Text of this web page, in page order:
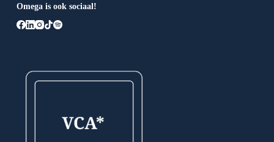
Omega is ook sociaal!